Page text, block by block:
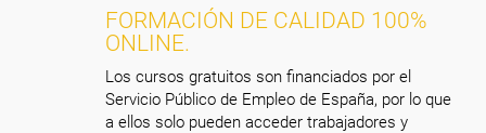
FORMACIÓN DE CALIDAD 100%
ONLINE.
Los cursos gratuitos son financiados por el
Servicio Público de Empleo de España, por lo que
a ellos solo pueden acceder trabajadores y